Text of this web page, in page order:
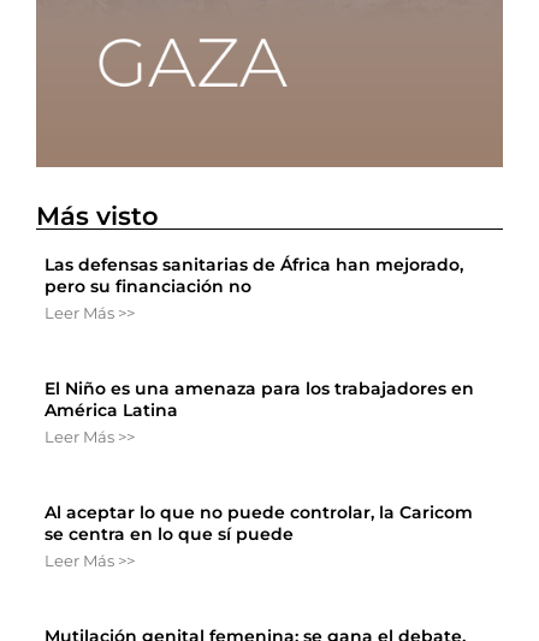
Más visto
Las defensas sanitarias de África han mejorado,
pero su financiación no
Leer Más >>
El Niño es una amenaza para los trabajadores en
América Latina
Leer Más >>
Al aceptar lo que no puede controlar, la Caricom
se centra en lo que sí puede
Leer Más >>